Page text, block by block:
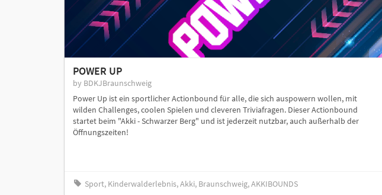
POWER UP
by BDKJBraunschweig
Power Up ist ein sportlicher Actionbound für alle, die sich auspowern wollen, mit
wilden Challenges, coolen Spielen und cleveren Triviafragen. Dieser Actionbound
startet beim "Akki - Schwarzer Berg" und ist jederzeit nutzbar, auch außerhalb der
Öffnungszeiten!
Sport, Kinderwalderlebnis, Akki, Braunschweig, AKKIBOUNDS